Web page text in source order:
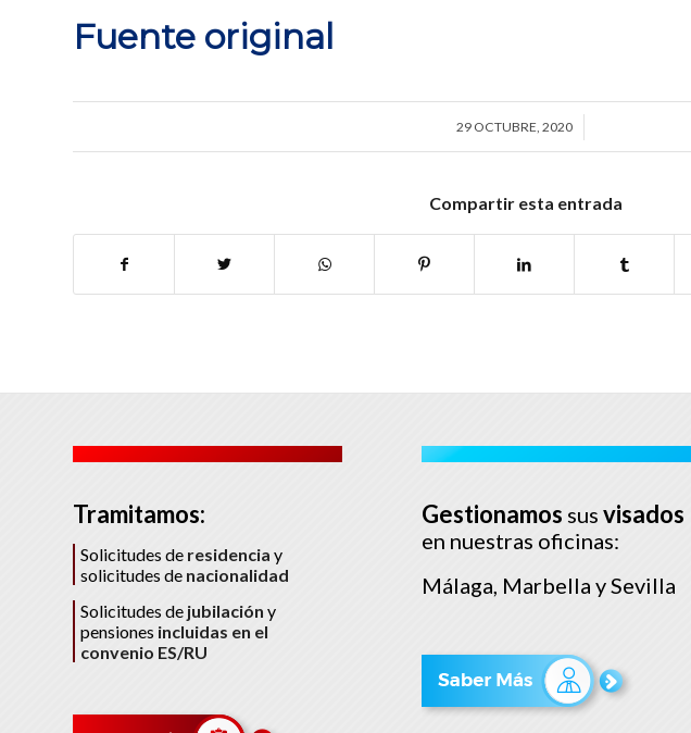
Fuente original
29 OCTUBRE, 2020
/
Compartir esta entrada
Tramitamos:
Solicitudes de residencia y
solicitudes de nacionalidad
Solicitudes de jubilación y
pensiones incluidas en el
convenio ES/RU
Gestionamos sus visados
en nuestras oficinas:
Málaga, Marbella y Sevilla